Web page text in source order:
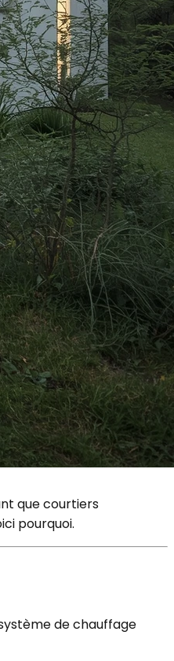
que courtiers
pourquoi.
de chauffage